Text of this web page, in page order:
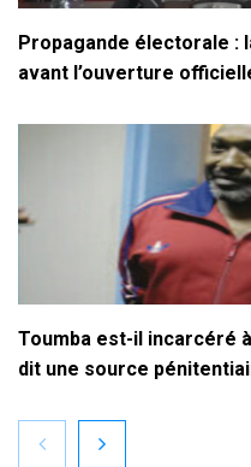
Propagande électorale :
avant l’ouverture
Toumba est-il incarcéré
dit une source